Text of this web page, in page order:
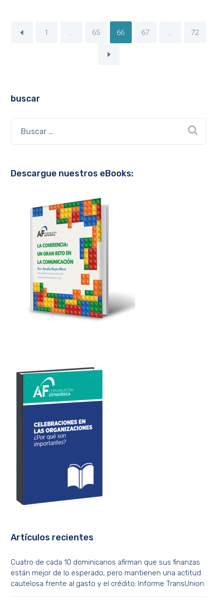
1 65 66 67 72
buscar
Descargue nuestros eBooks:
Artículos recientes
Cuatro de cada 10 dominicanos afirman que sus finanzas
están mejor de lo esperado, pero mantienen una actitud
cautelosa frente al gasto y el crédito: Informe TransUnion